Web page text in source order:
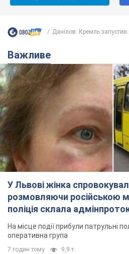
Данілов: Кремль
Важливе
У Львові жінка
розмовляючи російською
поліція склала
На місце події прибули патрульні
оперативна група
7 годин тому 9,9 т.